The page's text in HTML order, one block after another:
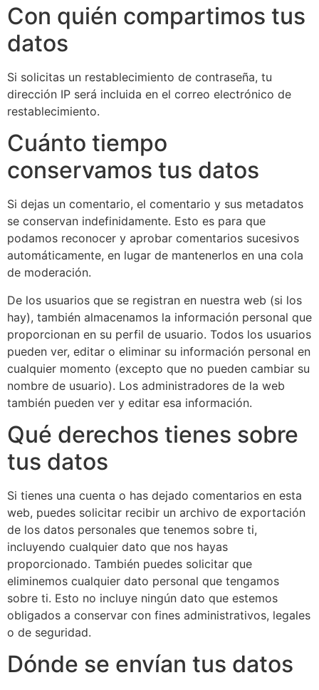
Con quién compartimos tus
datos
Si solicitas un restablecimiento de contraseña, tu
dirección IP será incluida en el correo electrónico de
restablecimiento.
Cuánto tiempo
conservamos tus datos
Si dejas un comentario, el comentario y sus metadatos
se conservan indefinidamente. Esto es para que
podamos reconocer y aprobar comentarios sucesivos
automáticamente, en lugar de mantenerlos en una cola
de moderación.
De los usuarios que se registran en nuestra web (si los
hay), también almacenamos la información personal que
proporcionan en su perfil de usuario. Todos los usuarios
pueden ver, editar o eliminar su información personal en
cualquier momento (excepto que no pueden cambiar su
nombre de usuario). Los administradores de la web
también pueden ver y editar esa información.
Qué derechos tienes sobre
tus datos
Si tienes una cuenta o has dejado comentarios en esta
web, puedes solicitar recibir un archivo de exportación
de los datos personales que tenemos sobre ti,
incluyendo cualquier dato que nos hayas
proporcionado. También puedes solicitar que
eliminemos cualquier dato personal que tengamos
sobre ti. Esto no incluye ningún dato que estemos
obligados a conservar con fines administrativos, legales
o de seguridad.
Dónde se envían tus datos